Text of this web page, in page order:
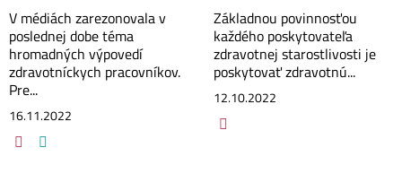
V médiách zarezonovala v
poslednej dobe téma
hromadných výpovedí
zdravotníckych pracovníkov.
Pre...
16.11.2022
Základnou povinnosťou
každého poskytovateľa
zdravotnej starostlivosti je
poskytovať zdravotnú...
12.10.2022